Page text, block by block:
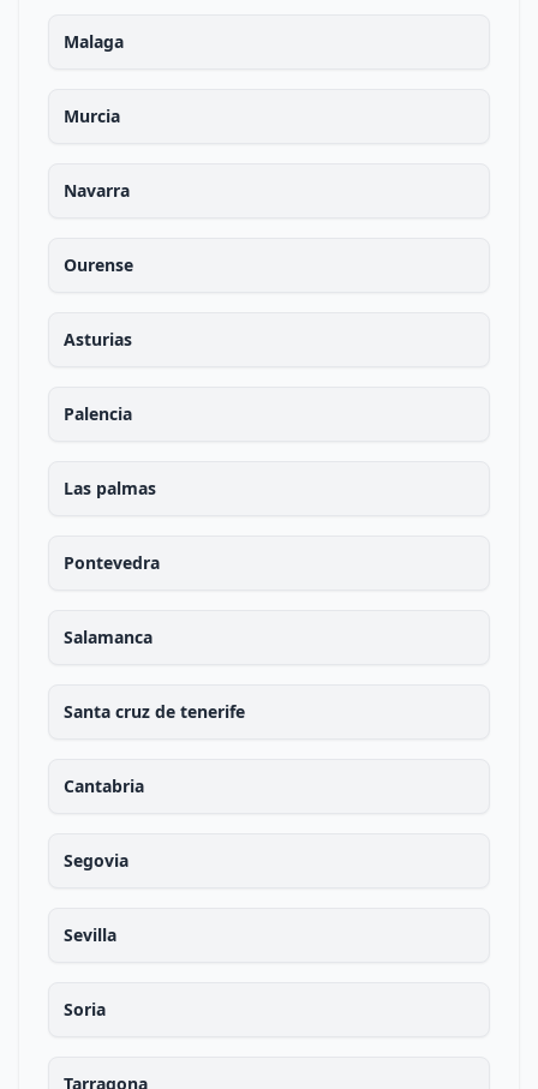
Malaga
Murcia
Navarra
Ourense
Asturias
Palencia
Las palmas
Pontevedra
Salamanca
Santa cruz de tenerife
Cantabria
Segovia
Sevilla
Soria
Tarragona